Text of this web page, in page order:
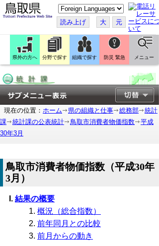
こ
の
ペ
ー
ジ
翻
訳
す
読み上げ 大 元
県外の方へ 分野で探す 組織で探す 防災 緊急 メニュー
現在の位置： ホーム 県の組織と仕事 総務部
統計
課
統計課の公表統計 鳥取市消費者物価指数
平成
30年3月
鳥取市消費者物価指数（平成30年
3月）
結果の概要
概況（総合指数）
前年同月との比較
前月からの動き